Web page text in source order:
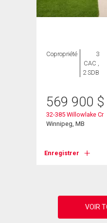
Copropriété
3
CAC ,
2 SDB
569 900 $
32-385 Willowlake Cr
Winnipeg, MB
Enregistrer